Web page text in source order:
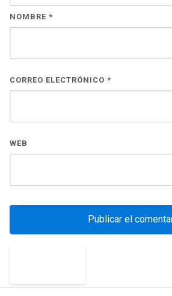
NOMBRE *
CORREO ELECTRÓNICO *
WEB